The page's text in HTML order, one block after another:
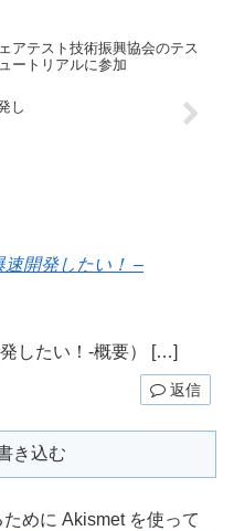
アテスト技術振興協会のテス
ートリアルに参加
し
速開発したい！ –
したい！-概要） […]
返信
き込む
めに Akismet を使って